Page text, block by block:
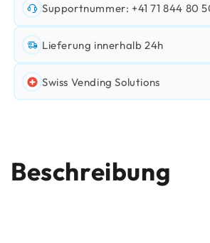
Supportnummer: +41 71 844 80
Lieferung innerhalb 24h
Swiss Vending Solutions
Beschreibung